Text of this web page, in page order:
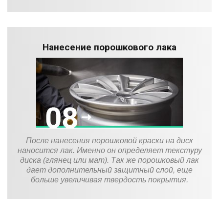
Нанесение порошкового лака
После нанесения порошковой краски на диск
наносится лак. Именно он определяет текстуру
диска (глянец или мат). Так же порошковый лак
дает дополнительный защитный слой, еще
больше увеличивая твердость покрытия.